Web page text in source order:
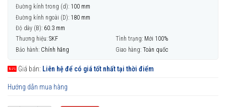
Đường kính trong (d): 100 mm
Đường kính ngoài (D): 180 mm
Độ dày (B): 60.3 mm
Thương hiệu: SKF Tình trạng: Mới 100%
Bảo hành: Chính hãng Giao hàng: Toàn quốc
Giá bán: Liên hệ để có giá tốt nhất tại thời điểm
Hướng dẫn mua hàng